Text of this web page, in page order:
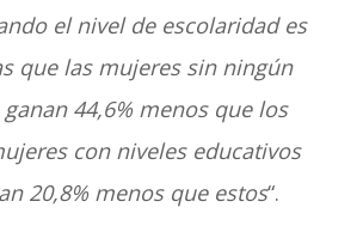
el nivel de escolaridad es
que las mujeres sin ningún
44,6% menos que los
con niveles educativos
20,8% menos que estos“.